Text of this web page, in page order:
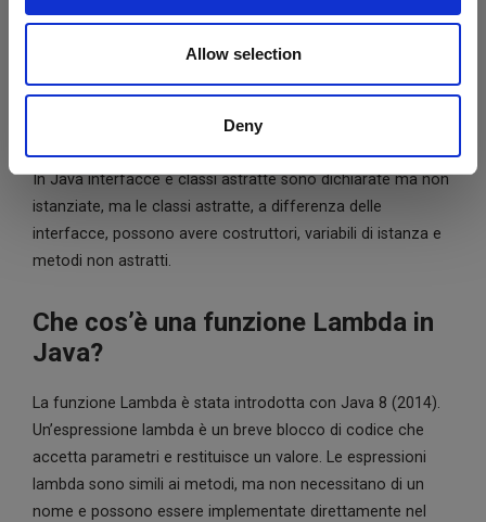
Allow selection
Deny
Che differenza c’è tra interfaccia e
In Java interfacce e classi astratte sono dichiarate ma non
istanziate, ma le classi astratte, a differenza delle
interfacce, possono avere costruttori, variabili di istanza e
metodi non astratti.
Che cos’è una funzione Lambda in
Java?
La funzione Lambda è stata introdotta con Java 8 (2014).
Un’espressione lambda è un breve blocco di codice che
accetta parametri e restituisce un valore. Le espressioni
lambda sono simili ai metodi, ma non necessitano di un
nome e possono essere implementate direttamente nel